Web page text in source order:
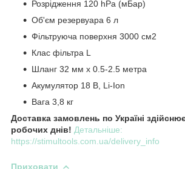
Розрідження 120 hPa (мБар)
Об'єм резервуара 6 л
Фільтруюча поверхня 3000 см2
Клас фільтра L
Шланг 32 мм х 0.5-2.5 метра
Акумулятор 18 В, Li-Ion
Вага 3,8 кг
Доставка замовлень по Україні
робочих днів! Детальніше:
https://stimultools.com.ua/delivery_info
Приховати